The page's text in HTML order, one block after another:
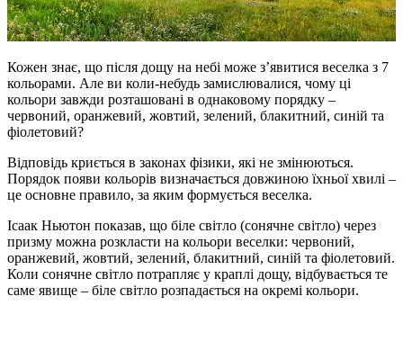
Кожен знає, що після дощу на небі може з’явитися веселка з 7
кольорами. Але ви коли-небудь замислювалися, чому ці
кольори завжди розташовані в однаковому порядку –
червоний, оранжевий, жовтий, зелений, блакитний, синій та
фіолетовий?
Відповідь криється в законах фізики, які не змінюються.
Порядок появи кольорів визначається довжиною їхньої хвилі –
це основне правило, за яким формується веселка.
Ісаак Ньютон показав, що біле світло (сонячне світло) через
призму можна розкласти на кольори веселки: червоний,
оранжевий, жовтий, зелений, блакитний, синій та фіолетовий.
Коли сонячне світло потрапляє у краплі дощу, відбувається те
саме явище – біле світло розпадається на окремі кольори.